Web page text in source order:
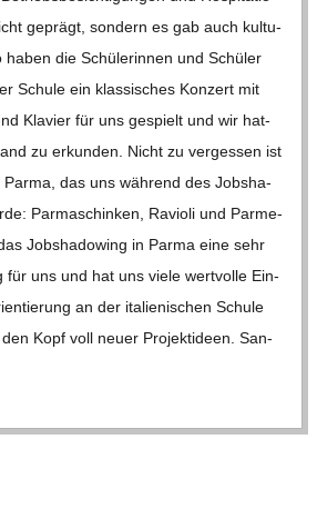
geprägt, son­dern es gab auch kul­tu­
haben die Schü­le­rin­nen und Schü­ler
Schule ein klas­si­sches Kon­zert mit
Kla­vier für uns gespielt und wir hat­
zu erkun­den. Nicht zu ver­ges­sen ist
Parma, das uns wäh­rend des Job­sha­
Par­ma­schin­ken, Ravioli und Par­me­
Job­sha­dowing in Parma eine sehr
für uns und hat uns viele wert­volle Ein­
an der ita­lie­ni­schen Schule
Kopf voll neuer Pro­jekt­ideen. San­